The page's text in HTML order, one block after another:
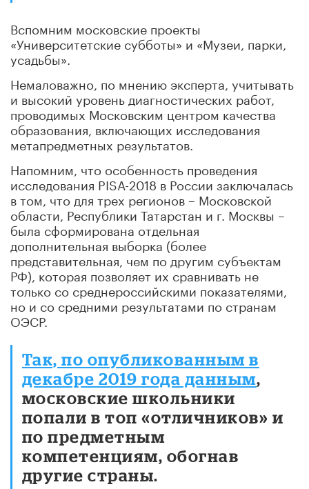
Вспомним московские проекты
«Университетские субботы» и «Музеи, парки,
усадьбы».
Немаловажно, по мнению эксперта, учитывать
и высокий уровень диагностических работ,
проводимых Московским центром качества
образования, включающих исследования
метапредметных результатов.
Напомним, что особенность проведения
исследования PISА-2018 в России заключалась
в том, что для трех регионов – Московской
области, Республики Татарстан и г. Москвы –
была сформирована отдельная
дополнительная выборка (более
представительная, чем по другим субъектам
РФ), которая позволяет их сравнивать не
только со среднероссийскими показателями,
но и со средними результатами по странам
ОЭСР.
Так, по опубликованным в
декабре 2019 года данным,
московские школьники
попали в топ «отличников» и
по предметным
компетенциям, обогнав
другие страны.